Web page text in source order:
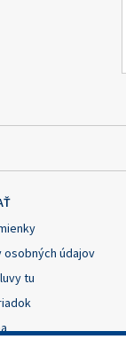
osobných údajov
tu